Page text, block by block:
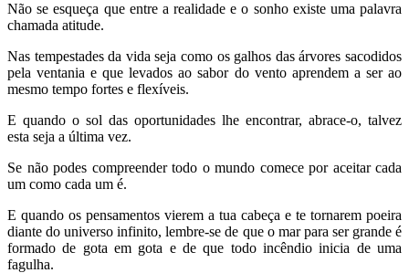
Não se esqueça que entre a realidade e o sonho existe uma palavra
chamada atitude.
Nas tempestades da vida seja como os galhos das árvores sacodidos
pela ventania e que levados ao sabor do vento aprendem a ser ao
mesmo tempo fortes e flexíveis.
E quando o sol das oportunidades lhe encontrar, abrace-o, talvez
esta seja a última vez.
Se não podes compreender todo o mundo comece por aceitar cada
um como cada um é.
E quando os pensamentos vierem a tua cabeça e te tornarem poeira
diante do universo infinito, lembre-se de que o mar para ser grande é
formado de gota em gota e de que todo incêndio inicia de uma
fagulha.